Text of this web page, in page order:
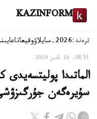
KAZINFORM
ترەند:2026-سايلاۋ وقيعا
08:51, 16 تامىز 2019
الماتىدا
سۇيرەگەن